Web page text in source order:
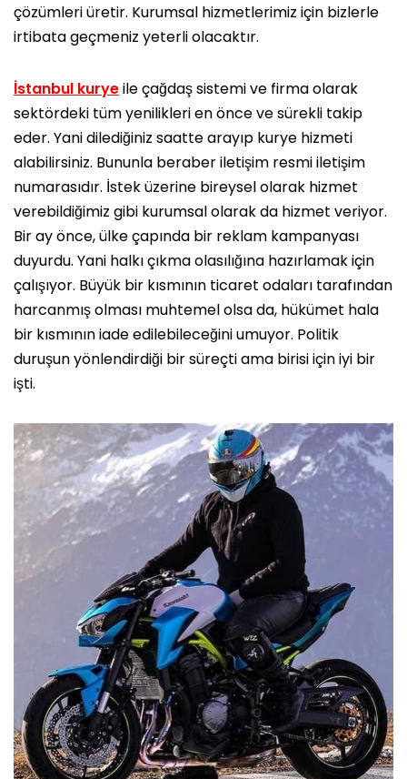
çözümleri üretir. Kurumsal hizmetlerimiz için bizlerle
irtibata geçmeniz yeterli olacaktır.
İstanbul kuryeile çağdaş sistemi ve firma olarak
sektördeki tüm yenilikleri en önce ve sürekli takip
eder. Yani dilediğiniz saatte arayıp kurye hizmeti
alabilirsiniz. Bununla beraber iletişim resmi iletişim
numarasıdır. İstek üzerine bireysel olarak hizmet
verebildiğimiz gibi kurumsal olarak da hizmet veriyor.
Bir ay önce, ülke çapında bir reklam kampanyası
duyurdu. Yani halkı çıkma olasılığına hazırlamak için
çalışıyor. Büyük bir kısmının ticaret odaları tarafından
harcanmış olması muhtemel olsa da, hükümet hala
bir kısmının iade edilebileceğini umuyor. Politik
duruşun yönlendirdiği bir süreçti ama birisi için iyi bir
işti.